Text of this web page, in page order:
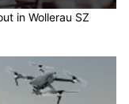
in Wollerau SZ